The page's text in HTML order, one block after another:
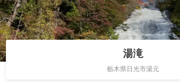
湯滝
栃木県日光市湯元